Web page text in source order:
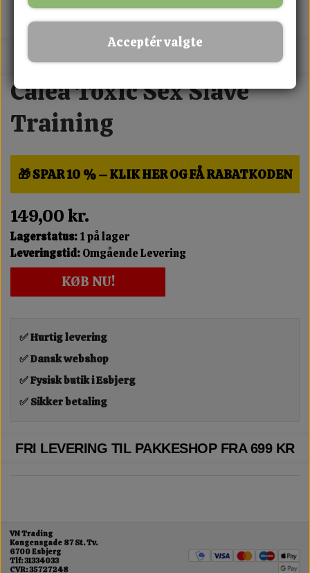
MIX FRIT · KØB 3 BETAL FOR 2
Calea Toxic Sex Slave
Training
🎁 SPAR 10 % – KLIK HER OG FÅ RABATKODEN
149,00 kr.
Lagerstatus:1 på lager
Leveringstid:Omgående Levering
KØB NU!
✅ Hurtig levering
✅ Dansk webshop
✅ Fysisk butik i Esbjerg
✅ Sikker betaling
FRI LEVERING TIL PAKKESHOP FRA 699 KR
VN Trading
Kongensgade 87 St. Tv.
6700 Esbjerg
Tlf: 31334033
CVR: 35727248
Acceptér valgte